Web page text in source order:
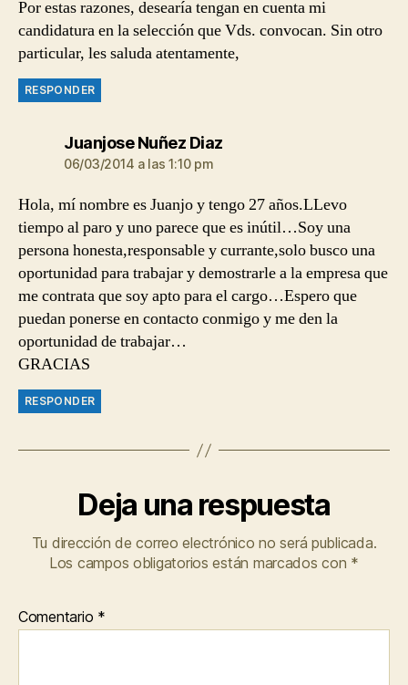
Por estas razones, desearía tengan en cuenta mi
candidatura en la selección que Vds. convocan. Sin otro
particular, les saluda atentamente,
RESPONDER
Juanjose Nuñez Diazdice:
06/03/2014 a las 1:10 pm
Hola, mí nombre es Juanjo y tengo 27 años.LLevo
tiempo al paro y uno parece que es inútil…Soy una
persona honesta,responsable y currante,solo busco una
oportunidad para trabajar y demostrarle a la empresa que
me contrata que soy apto para el cargo…Espero que
puedan ponerse en contacto conmigo y me den la
oportunidad de trabajar…
GRACIAS
RESPONDER
Deja una respuesta
Tu dirección de correo electrónico no será publicada.
Los campos obligatorios están marcados con *
Comentario *